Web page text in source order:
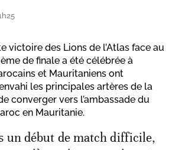
victoire des Lions de l’Atlas face au
de finale a été célébrée à
et Mauritaniens ont
les principales artères de la
converger vers l’ambassade du
en Mauritanie.
un début de match difficile,